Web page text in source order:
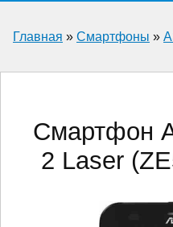
Главная » Смартфоны »
Смартфон
2 Laser